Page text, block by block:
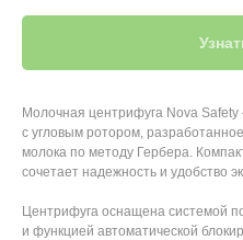
Молочная центрифуга Nova
с угловым ротором,
молока по методу Гербера.
сочетает надежность и удобство
Центрифуга оснащена системой
и функцией автоматической